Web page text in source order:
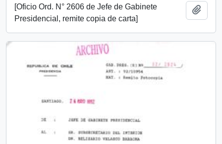
[Oficio Ord. N° 2606 de Jefe de Gabinete
Presidencial, remite copia de carta]